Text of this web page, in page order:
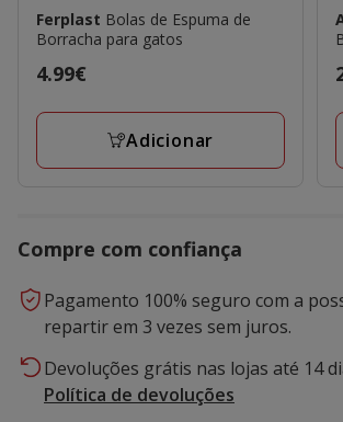
Ferplast Bolas de Espuma de
Borracha para gatos
Preço
4.99€
Adicionar
Compre com confiança
Pagamento 100% seguro com a
repartir em 3 vezes sem juros.
Devoluções grátis nas lojas até 14
Política de devoluções